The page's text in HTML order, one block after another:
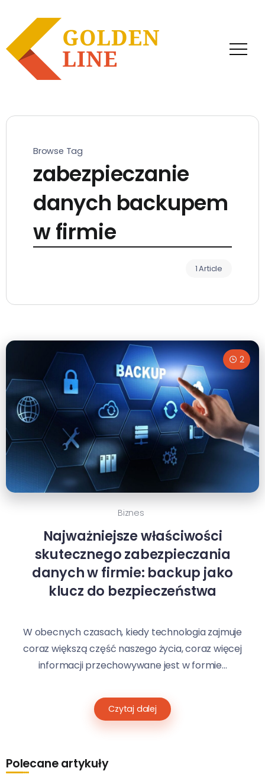
Browse Tag
zabezpieczanie
danych backupem
w firmie
1 Article
2
Biznes
Najważniejsze właściwości
skutecznego zabezpieczania
danych w firmie: backup jako
klucz do bezpieczeństwa
W obecnych czasach, kiedy technologia zajmuje
coraz większą część naszego życia, coraz więcej
informacji przechowywane jest w formie...
Czytaj dalej
Polecane artykuły